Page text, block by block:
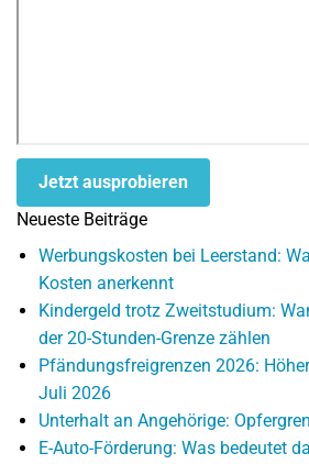
Jetzt ausprobieren
Neueste Beiträge
Werbungskosten bei Leerstand:
Kosten anerkennt
Kindergeld trotz Zweitstudium:
der 20-Stunden-Grenze zählen
Pfändungsfreigrenzen 2026:
Juli 2026
Unterhalt an Angehörige:
E-Auto-Förderung: Was bedeutet